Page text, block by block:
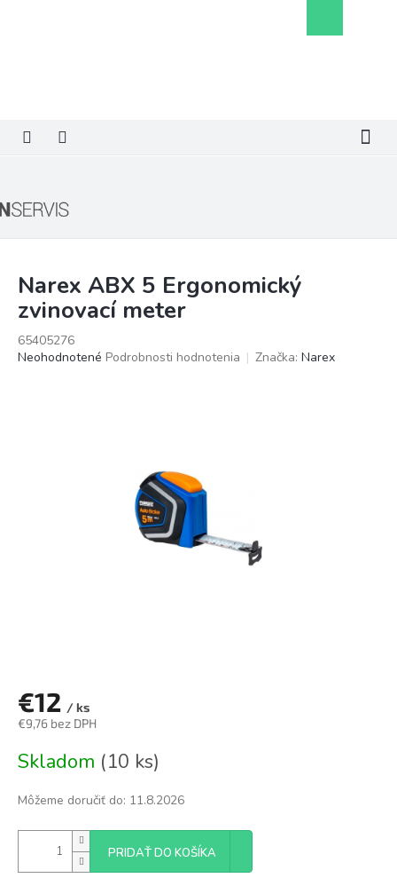
košík
Narex ABX 5 Ergonomický
zvinovací meter
65405276
Priemerné
Neohodnotené Podrobnosti hodnotenia Značka: Narex
€12 / ks
€9,76 bez DPH
cena:
Skladom (10 ks)
Môžeme doručiť do: 11.8.2026
PRIDAŤ DO KOŠÍKA